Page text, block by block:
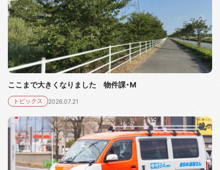
ここまで大きくなりました 物件課・M
トピックス 2026.07.21